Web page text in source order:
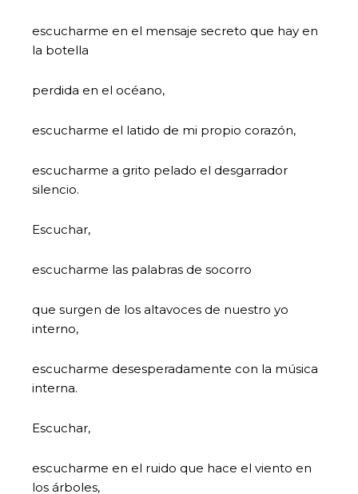
escucharme en el mensaje secreto que hay en
la botella
perdida en el océano,
escucharme el latido de mi propio corazón,
escucharme a grito pelado el desgarrador
silencio.
Escuchar,
escucharme las palabras de socorro
que surgen de los altavoces de nuestro yo
interno,
escucharme desesperadamente con la música
interna.
Escuchar,
escucharme en el ruido que hace el viento en
los árboles,